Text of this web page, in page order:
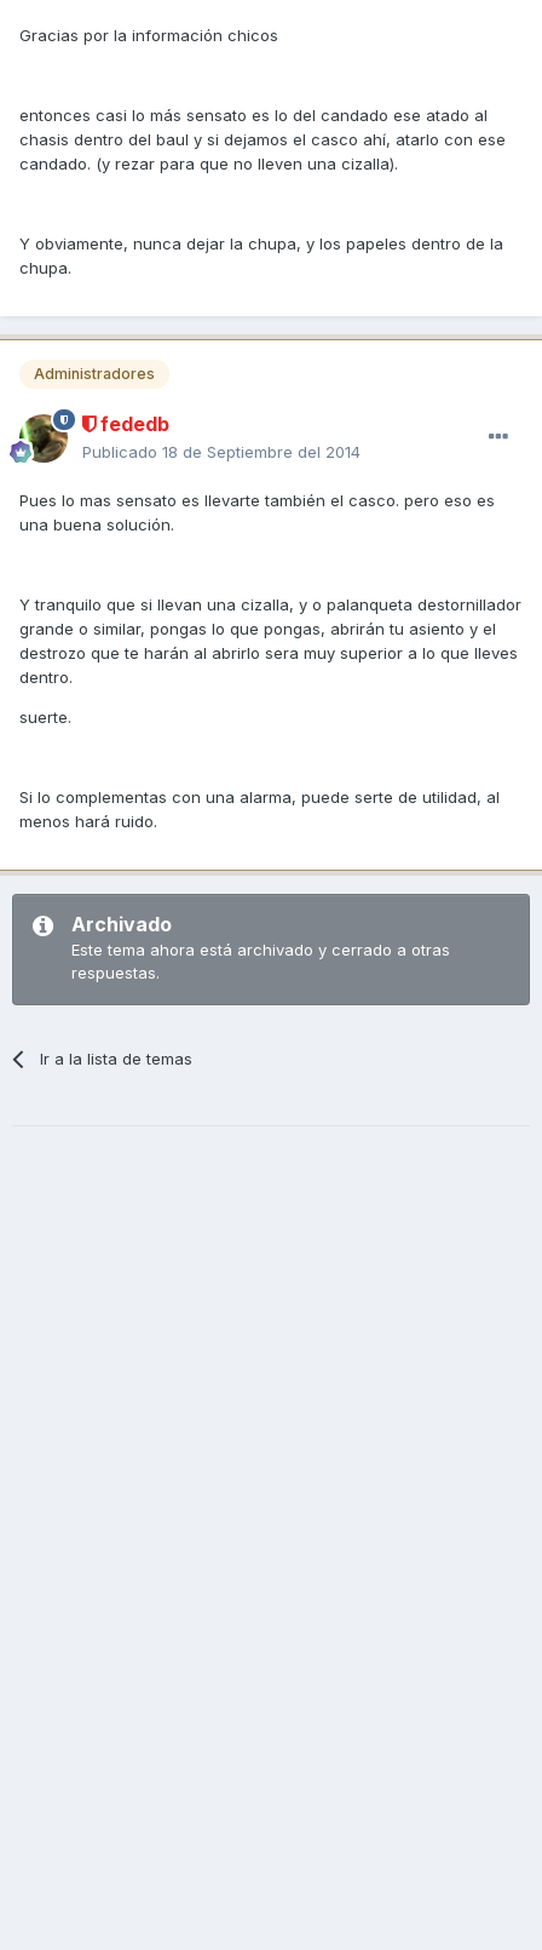
Gracias por la información chicos
entonces casi lo más sensato es lo del candado ese atado al
chasis dentro del baul y si dejamos el casco ahí, atarlo con ese
candado. (y rezar para que no lleven una cizalla).
Y obviamente, nunca dejar la chupa, y los papeles dentro de la
chupa.
Administradores
fededb
Publicado 18 de Septiembre del 2014
Pues lo mas sensato es llevarte también el casco. pero eso es
una buena solución.
Y tranquilo que si llevan una cizalla, y o palanqueta destornillador
grande o similar, pongas lo que pongas, abrirán tu asiento y el
destrozo que te harán al abrirlo sera muy superior a lo que lleves
dentro.
suerte.
Si lo complementas con una alarma, puede serte de utilidad, al
menos hará ruido.
Archivado
Este tema ahora está archivado y cerrado a otras
respuestas.
Ir a la lista de temas